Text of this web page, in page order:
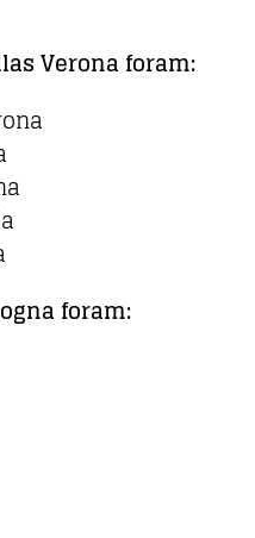
Verona foram:
foram: